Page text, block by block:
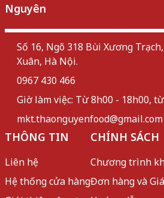
Nguyên
Số 16, Ngõ 318 Bùi Xương
Xuân, Hà Nội.
0967 430 466
Giờ làm việc: Từ 8h00 - 18h00,
mkt.thaonguyenfood@gmail.com
THÔNG TIN
Liên hệ
Hệ thống cửa hàng
CHÍNH SÁCH
Chương trình
Đơn hàng và